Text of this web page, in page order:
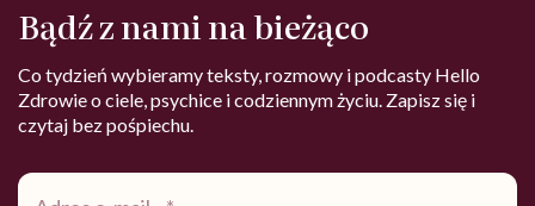
Bądź z nami na bieżąco
Co tydzień wybieramy teksty, rozmowy i podcasty Hello
Zdrowie o ciele, psychice i codziennym życiu. Zapisz się i
czytaj bez pośpiechu.
Adres